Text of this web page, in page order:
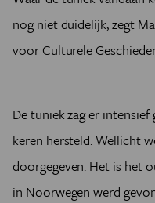
nog niet duidelijk, zegt
voor Culturele
De tuniek zag er
keren hersteld. Wellicht
doorgegeven. Het is het
in Noorwegen werd